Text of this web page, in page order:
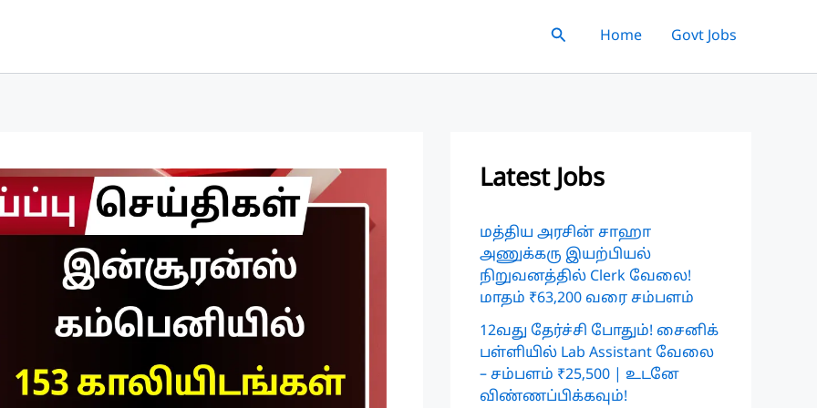
SearchHome Govt Jobs
Latest Jobs
மத்திய அரசின் சாஹா
அணுக்கரு இயற்பியல்
நிறுவனத்தில் Clerk வேலை!
மாதம் ₹63,200 வரை சம்பளம்
12வது தேர்ச்சி போதும்! சைனிக்
பள்ளியில் Lab Assistant வேலை
– சம்பளம் ₹25,500 | உடனே
விண்ணப்பிக்கவும்!